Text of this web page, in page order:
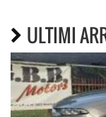
ULTIMI